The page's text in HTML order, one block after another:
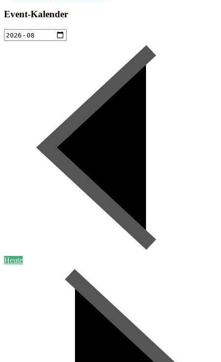
Event-Kalender
Heute